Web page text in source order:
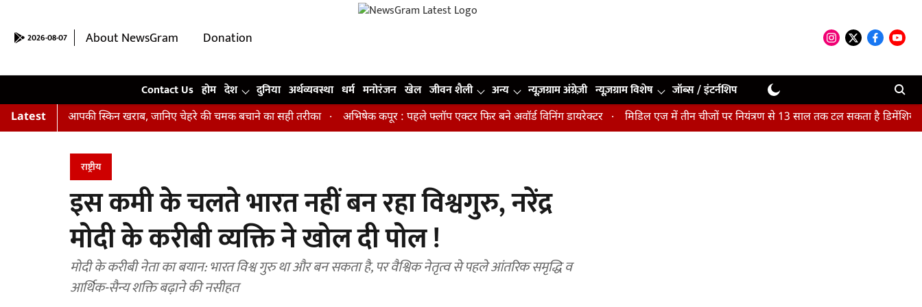
2026-08-07 About NewsGram
Donation
Contact Us होम देश दुनिया अर्थव्यवस्था धर्म मनोरंजन खेल जीवन शैली अन्य न्यूज़ग्राम अंग्रेज़ी न्यूज़ग्राम विशेष जॉब्स / इंटर्नशिप
Latest
रहीं हैं आपकी स्किन खराब, जानिए चेहरे की चमक बचाने का सही तरीका अभिषेक कपूर : पहले फ्लॉप एक्टर फिर बने अवॉर्ड विनिंग डायरेक्टर मिडिल एज में तीन चीजों पर नियंत्रण से 13 साल तक टल सकता है डिमेंशिया :
राष्ट्रीय
इस कमी के चलते भारत नहीं बन रहा विश्वगुरु, नरेंद्र
मोदी के करीबी व्यक्ति ने खोल दी पोल !
मोदी के करीबी नेता का बयान: भारत विश्व गुरु था और बन सकता है, पर वैश्विक नेतृत्व से पहले आंतरिक समृद्धि व
आर्थिक-सैन्य शक्ति बढ़ाने की नसीहत